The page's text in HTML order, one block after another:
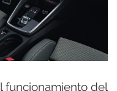
funcionamiento del